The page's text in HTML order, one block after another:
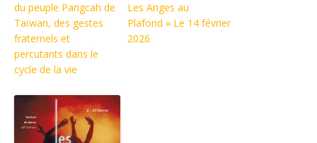
du peuple Pangcah de
Taïwan, des gestes
fraternels et
percutants dans le
cycle de la vie
Les Anges au
Plafond » Le 14 février
2026